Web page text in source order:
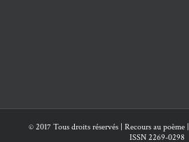
© 2017 Tous droits réservés | Recours au poème
ISSN 2269-0298